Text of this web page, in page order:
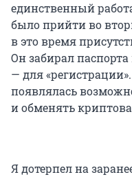
единственный
было прийти во
в это время
Он забирал
— для
появлялась
и обменять
Я дотерпел на